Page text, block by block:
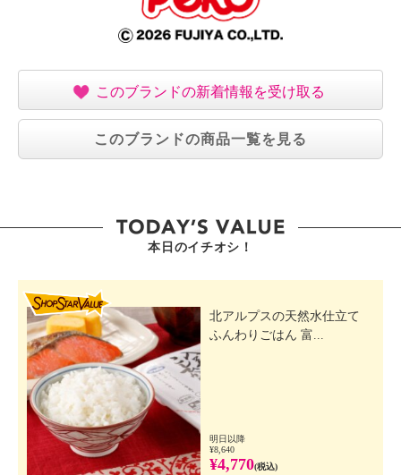
このブランドの新着情報を受け取る
このブランドの商品一覧を見る
本日のイチオシ！
北アルプスの天然水仕立て
ふんわりごはん 富...
明日以降
¥8,640
¥4,770(税込)